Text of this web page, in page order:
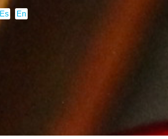
Es En